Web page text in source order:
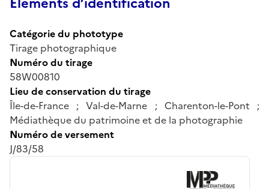
Catégorie du phototype
Tirage photographique
Numéro du tirage
58W00810
Lieu de conservation du tirage
Île-de-France ; Val-de-Marne ; Charenton-le-Pont ;
Médiathèque du patrimoine et de la photographie
Numéro de versement
J/83/58